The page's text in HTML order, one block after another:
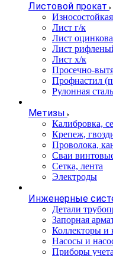
Листовой прокат
Лист г/к
Лист
Лист
Лист х/к
Просечно-
Профнастил
Рулонная сталь
Метизы
Калибровка,
Крепеж,
Проволока,
Сваи
Сетка, лента
Электроды
Инженерные
Детали
Запорная
Коллекторы и
Насосы и
Приборы